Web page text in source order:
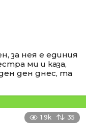
за нея е единия
ми и каза,
ден днес, та
1.9k 35